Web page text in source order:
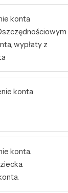
konta
wypłaty z
konta
konta.